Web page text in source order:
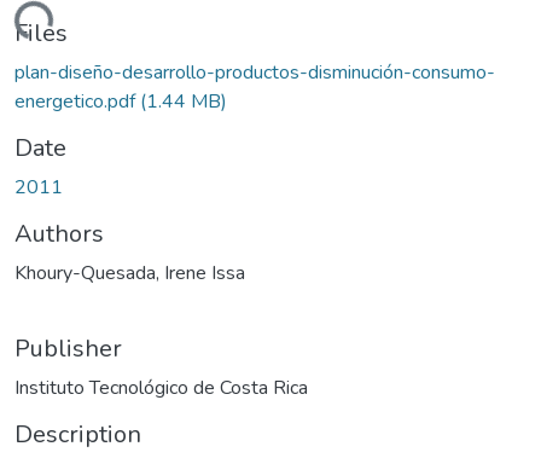
Files
plan-diseño-desarrollo-productos-disminución-consumo-
energetico.pdf(1.44 MB)
Date
2011
Authors
Khoury-Quesada, Irene Issa
Publisher
Instituto Tecnológico de Costa Rica
Description